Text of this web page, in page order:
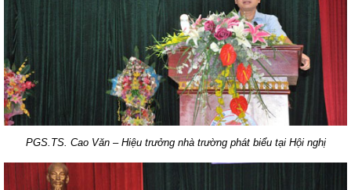
PGS.TS. Cao Văn – Hiệu trưởng nhà trường phát biểu tại Hội nghị